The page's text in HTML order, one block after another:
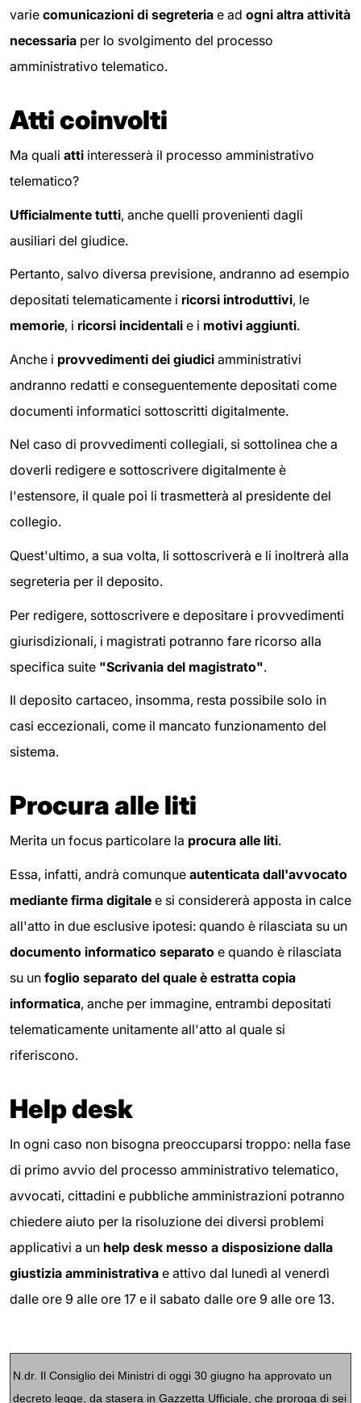
varie comunicazioni di segreteria e ad ogni altra attività
necessaria per lo svolgimento del processo
amministrativo telematico.
Atti coinvolti
Ma quali atti interesserà il processo amministrativo
telematico?
Ufficialmente tutti, anche quelli provenienti dagli
ausiliari del giudice.
Pertanto, salvo diversa previsione, andranno ad esempio
depositati telematicamente i ricorsi introduttivi, le
memorie, i ricorsi incidentali e i motivi aggiunti.
Anche i provvedimenti dei giudici amministrativi
andranno redatti e conseguentemente depositati come
documenti informatici sottoscritti digitalmente.
Nel caso di provvedimenti collegiali, si sottolinea che a
doverli redigere e sottoscrivere digitalmente è
l'estensore, il quale poi li trasmetterà al presidente del
collegio.
Quest'ultimo, a sua volta, li sottoscriverà e li inoltrerà alla
segreteria per il deposito.
Per redigere, sottoscrivere e depositare i provvedimenti
giurisdizionali, i magistrati potranno fare ricorso alla
specifica suite "Scrivania del magistrato".
Il deposito cartaceo, insomma, resta possibile solo in
casi eccezionali, come il mancato funzionamento del
sistema.
Procura alle liti
Merita un focus particolare la procura alle liti.
Essa, infatti, andrà comunque autenticata dall'avvocato
mediante firma digitale e si considererà apposta in calce
all'atto in due esclusive ipotesi: quando è rilasciata su un
documento informatico separato e quando è rilasciata
su un foglio separato del quale è estratta copia
informatica, anche per immagine, entrambi depositati
telematicamente unitamente all'atto al quale si
riferiscono.
Help desk
In ogni caso non bisogna preoccuparsi troppo: nella fase
di primo avvio del processo amministrativo telematico,
avvocati, cittadini e pubbliche amministrazioni potranno
chiedere aiuto per la risoluzione dei diversi problemi
applicativi a un help desk messo a disposizione dalla
giustizia amministrativa e attivo dal lunedì al venerdì
dalle ore 9 alle ore 17 e il sabato dalle ore 9 alle ore 13.
N.dr. Il Consiglio dei Ministri di oggi 30 giugno ha approvato un
decreto legge, da stasera in Gazzetta Ufficiale, che proroga di sei